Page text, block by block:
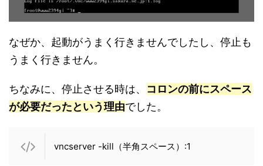
なぜか、起動がうまく行きませんでしたし、停止も
うまく行きません。
ちなみに、停止させる時は、 コロンの前にスペース
が必要だったという理由でした。
vncserver -kill（半角スペース）:1